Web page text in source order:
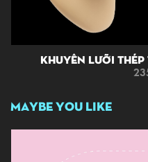
Khuyên Lưỡi Thép
MAYBE YOU LIKE